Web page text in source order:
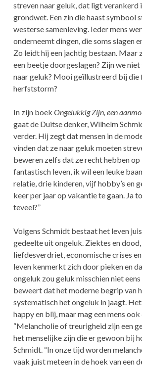
streven naar geluk, dat ligt verankerd
grondwet. Een zin die haast symbool
westerse samenleving. Ieder mens
onderneemt dingen, die soms slagen
Zo leidt hij een jachtig bestaan. Maar
een beetje doorgeslagen? Zijn we
naar geluk? Mooi geïllustreerd bij die
herfststorm?
In zijn boek Ongelukkig Zijn, een
gaat de Duitse denker, Wilhelm
verder. Hij zegt dat mensen in de
vinden dat ze naar geluk moeten
beweren zelfs dat ze recht hebben op
fantastisch leven, ik wil een leuke
relatie, drie kinderen, vijf hobby’s en
keer per jaar op vakantie te gaan. Ja
teveel?”
Volgens Schmidt bestaat het leven
gedeelte uit ongeluk. Ziektes en
liefdesverdriet, economische crises
leven kenmerkt zich door pieken en
ongeluk zou geluk misschien niet
beweert dat het moderne begrip van
systematisch het ongeluk in jaagt.
happy en blij, maar mag een mens
“Melancholie of treurigheid zijn een
het menselijke zijn die er gewoon bij
Schmidt. “In onze tijd worden
vaak juist meteen in de hoek van een